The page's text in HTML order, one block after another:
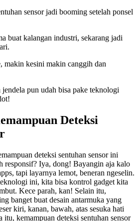
sensor jadi booming setelah ponsel
buat kalangan industri, sekarang jadi
makin kesini makin canggih dan
jendela pun udah bisa pake teknologi
Deteksi
deteksi sentuhan sensor ini
responsif? Iya, dong! Bayangin aja kalo
tapi layarnya lemot, beneran ngeselin.
ini, kita bisa kontrol gadget kita
Kece parah, kan! Selain itu,
banget buat desain antarmuka yang
kiri, kanan, bawah, atas sesuka hati
itu, kemampuan deteksi sentuhan sensor